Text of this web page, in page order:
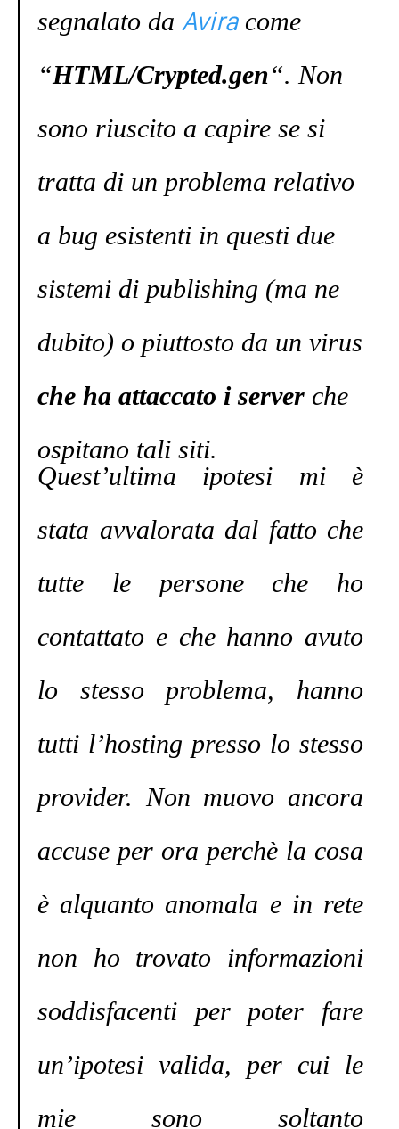
segnalato da Aviracome
“HTML/Crypted.gen“. Non
sono riuscito a capire se si
tratta di un problema relativo
a bug esistenti in questi due
sistemi di publishing (ma ne
dubito) o piuttosto da un virus
che ha attaccato i server che
ospitano tali siti.
Quest’ultima ipotesi mi è
stata avvalorata dal fatto che
tutte le persone che ho
contattato e che hanno avuto
lo stesso problema, hanno
tutti l’hosting presso lo stesso
provider. Non muovo ancora
accuse per ora perchè la cosa
è alquanto anomala e in rete
non ho trovato informazioni
soddisfacenti per poter fare
un’ipotesi valida, per cui le
mie sono soltanto